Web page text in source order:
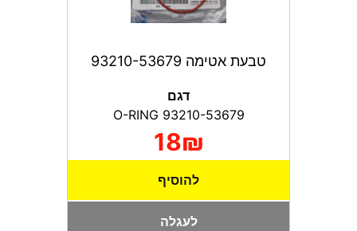
טבעת אטימה 93210-53679
דגם
18₪
להוסיף
לעגלה